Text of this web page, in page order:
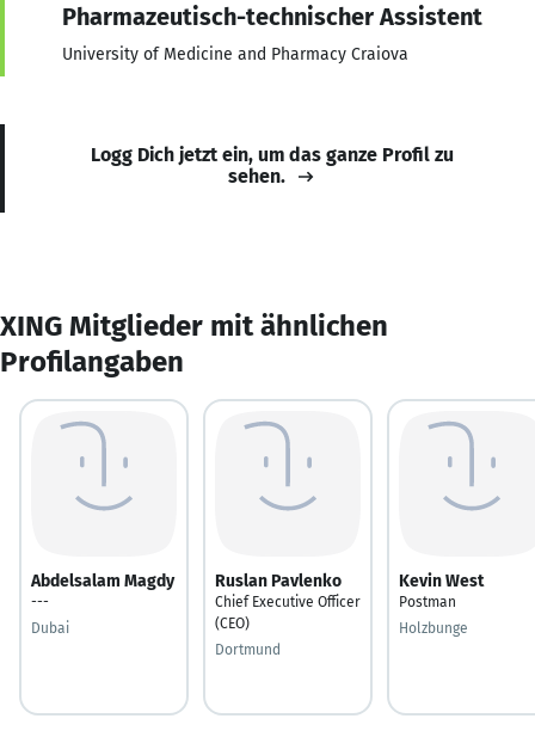
Pharmazeutisch-technischer Assistent
University of Medicine and Pharmacy Craiova
Logg Dich jetzt ein, um das ganze Profil zu
sehen.
XING Mitglieder mit ähnlichen
Profilangaben
Abdelsalam Magdy
---
Dubai
Ruslan Pavlenko
Chief Executive Officer
(CEO)
Dortmund
Kevin West
Postman
Holzbunge